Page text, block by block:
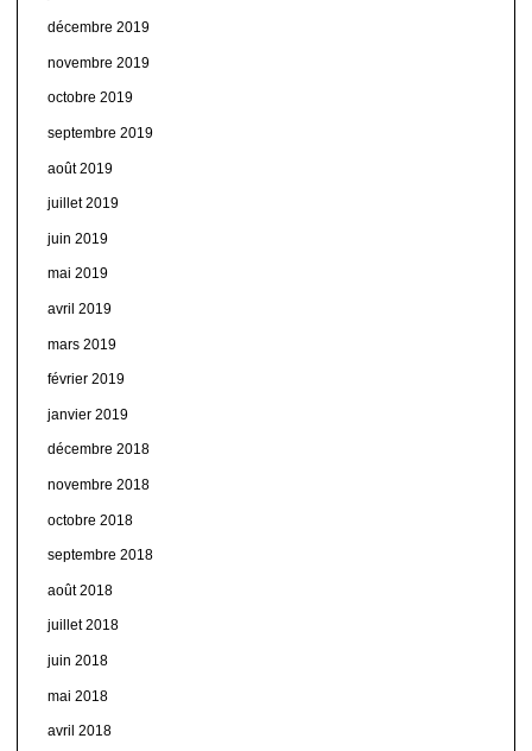
décembre 2019
novembre 2019
octobre 2019
septembre 2019
août 2019
juillet 2019
juin 2019
mai 2019
avril 2019
mars 2019
février 2019
janvier 2019
décembre 2018
novembre 2018
octobre 2018
septembre 2018
août 2018
juillet 2018
juin 2018
mai 2018
avril 2018